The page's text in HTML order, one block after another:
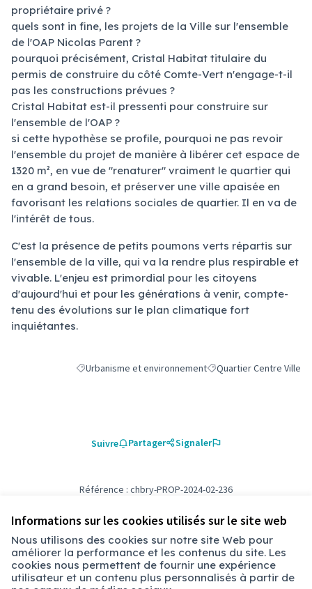
Informations sur les cookies utilisés sur le site web
Nous utilisons des cookies sur notre site Web pour
améliorer la performance et les contenus du site. Les
cookies nous permettent de fournir une expérience
utilisateur et un contenu plus personnalisés à partir de
propriétaire privé ?
quels sont in fine, les projets de la Ville sur l'ensemble
de l'OAP Nicolas Parent ?
pourquoi précisément, Cristal Habitat titulaire du
permis de construire du côté Comte-Vert n'engage-t-il
pas les constructions prévues ?
Cristal Habitat est-il pressenti pour construire sur
l'ensemble de l'OAP ?
si cette hypothèse se profile, pourquoi ne pas revoir
l'ensemble du projet de manière à libérer cet espace de
1320 m², en vue de "renaturer" vraiment le quartier qui
en a grand besoin, et préserver une ville apaisée en
favorisant les relations sociales de quartier. Il en va de
l'intérêt de tous.
C'est la présence de petits poumons verts répartis sur
l'ensemble de la ville, qui va la rendre plus respirable et
vivable. L'enjeu est primordial pour les citoyens
d'aujourd'hui et pour les générations à venir, compte-
tenu des évolutions sur le plan climatique fort
inquiétantes.
Filtrer les résultats de la catégorie : Urbanisme et
Urbanisme et environnementFiltrer les résultats pour
Quartier Centre Ville
Suivre Partager Signaler
Référence : chbry-PROP-2024-02-236
Vérifiez l'empreinte numérique
Conditions d'utilisation
Paramètres des cookies
Chambéry sur X
Chambéry sur Facebook
Chambéry sur Instagram